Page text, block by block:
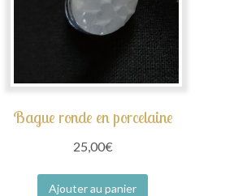
Bague ronde en porcelaine
25,00€
Ajouter au panier